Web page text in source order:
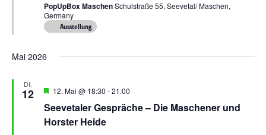
PopUpBox MaschenSchulstraße 55, Seevetal/ Maschen,
Germany
Ausstellung
Mai 2026
DI.
12
Seevetaler Gespräche – Die Maschener und
Horster Heide
Hervorgehoben
12. Mai @ 18:30 -21:00